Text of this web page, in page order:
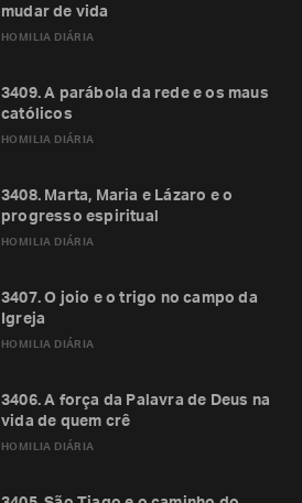
HOMILIA DIÁRIA
mudar de vida
HOMILIA DIÁRIA
3409. A parábola da rede e os maus
católicos
HOMILIA DIÁRIA
3408. Marta, Maria e Lázaro e o
progresso espiritual
HOMILIA DIÁRIA
3407. O joio e o trigo no campo da
Igreja
HOMILIA DIÁRIA
3406. A força da Palavra de Deus na
vida de quem crê